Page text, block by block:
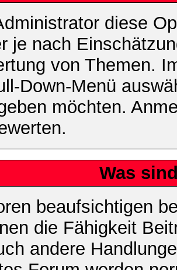
diese
je nach
von Themen.
Down-Menü
möchten.
Was
beaufsichtigen
die Fähigkeit
andere